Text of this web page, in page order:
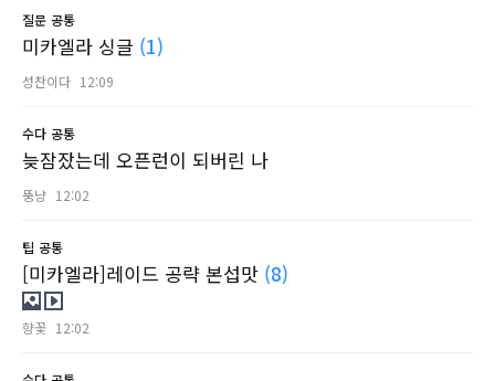
질문 공통
미카엘라 싱글 (1)
성찬이다 12:09
수다 공통
늦잠잤는데 오픈런이 되버린 나
뚱냥 12:02
팁 공통
[미카엘라]레이드 공략 본섭맛 (8)
향꽃 12:02